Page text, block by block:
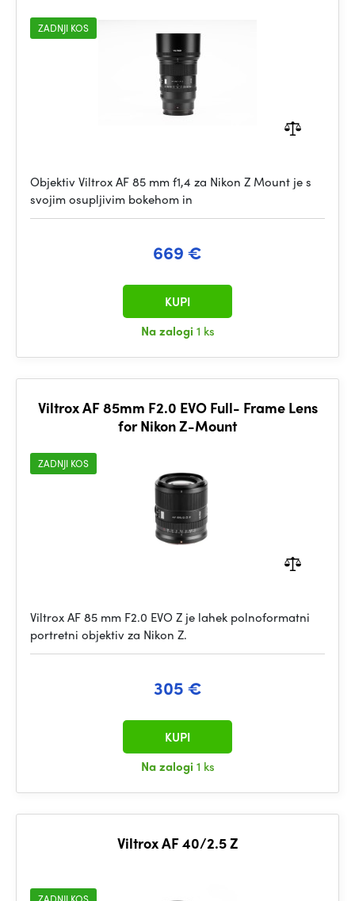
ZADNJI KOS
Objektiv Viltrox AF 85 mm f1,4 za Nikon Z Mount je s
svojim osupljivim bokehom in
669 €
Na zalogi 1 ks
KUPI
Viltrox AF 85mm F2.0 EVO Full- Frame Lens
for Nikon Z-Mount
ZADNJI KOS
Viltrox AF 85 mm F2.0 EVO Z je lahek polnoformatni
portretni objektiv za Nikon Z.
305 €
Na zalogi 1 ks
KUPI
Viltrox AF 40/2.5 Z